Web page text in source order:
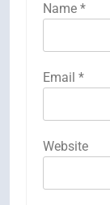
Name *
Email *
Website